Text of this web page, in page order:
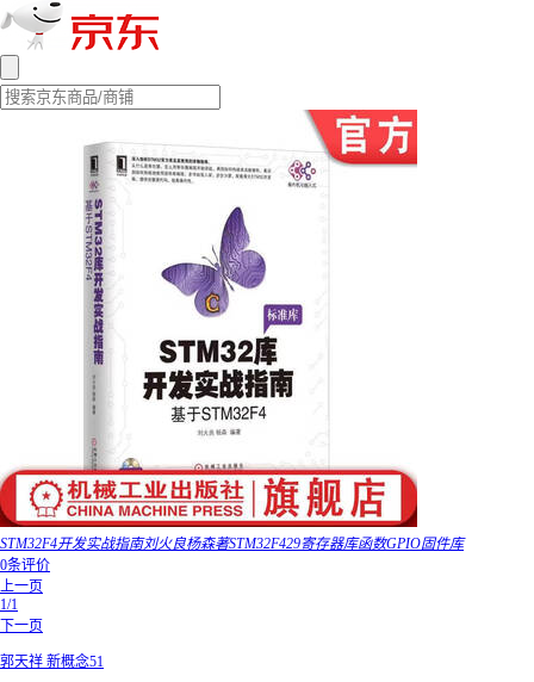
STM32F4开发实战指南刘火良杨森著STM32F429寄存器库函数GPIO固件库
0条评价
上一页
1/1
下一页
郭天祥 新概念51